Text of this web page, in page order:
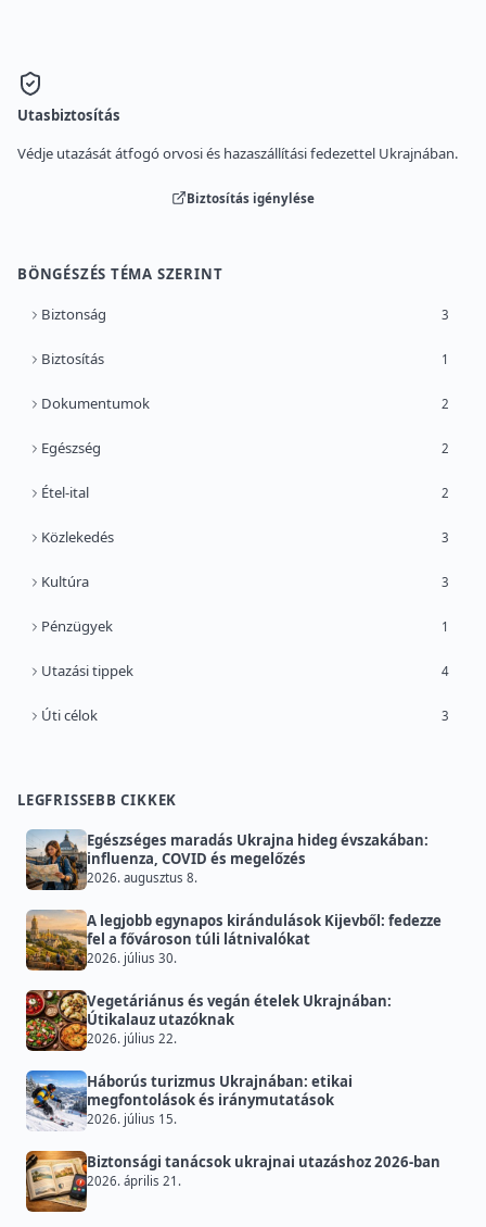
Utasbiztosítás
Védje utazását átfogó orvosi és hazaszállítási fedezettel Ukrajnában.
Biztosítás igénylése
BÖNGÉSZÉS TÉMA SZERINT
Biztonság 3
Biztosítás 1
Dokumentumok 2
Egészség 2
Étel-ital 2
Közlekedés 3
Kultúra 3
Pénzügyek 1
Utazási tippek 4
Úti célok 3
LEGFRISSEBB CIKKEK
Egészséges maradás Ukrajna hideg évszakában:
influenza, COVID és megelőzés
2026. augusztus 8.
A legjobb egynapos kirándulások Kijevből: fedezze
fel a fővároson túli látnivalókat
2026. július 30.
Vegetáriánus és vegán ételek Ukrajnában:
Útikalauz utazóknak
2026. július 22.
Háborús turizmus Ukrajnában: etikai
megfontolások és iránymutatások
2026. július 15.
Biztonsági tanácsok ukrajnai utazáshoz 2026-ban
2026. április 21.